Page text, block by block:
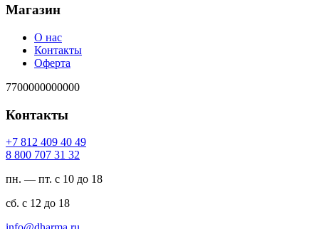
Магазин
О нас
Контакты
Оферта
7700000000000
Контакты
94 04 904 218 7+
23 13 707 008 8
пн. — пт. с 10 до 18
сб. с 12 до 18